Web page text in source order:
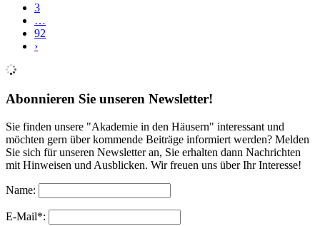
3
…
92
›
Abonnieren Sie unseren Newsletter!
Sie finden unsere "Akademie in den Häusern" interessant und
möchten gern über kommende Beiträge informiert werden? Melden
Sie sich für unseren Newsletter an, Sie erhalten dann Nachrichten
mit Hinweisen und Ausblicken. Wir freuen uns über Ihr Interesse!
Name:
E-Mail*: